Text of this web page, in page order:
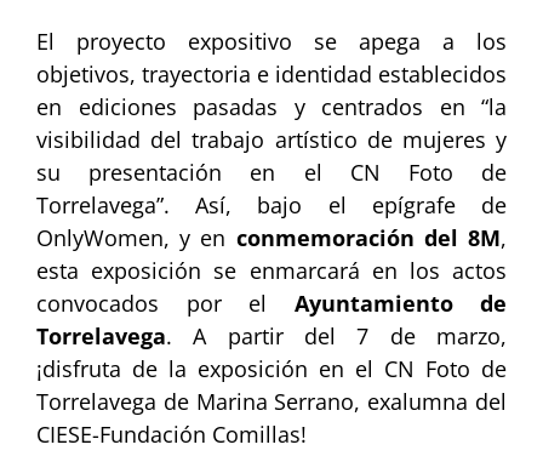
El proyecto expositivo se apega a los
objetivos, trayectoria e identidad establecidos
en ediciones pasadas y centrados en “la
visibilidad del trabajo artístico de mujeres y
su presentación en el CN Foto de
Torrelavega”. Así, bajo el epígrafe de
OnlyWomen, y en conmemoración del 8M,
esta exposición se enmarcará en los actos
convocados por el Ayuntamiento de
Torrelavega. A partir del 7 de marzo,
¡disfruta de la exposición en el CN Foto de
Torrelavega de Marina Serrano, exalumna del
CIESE-Fundación Comillas!